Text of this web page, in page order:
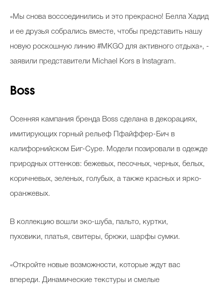
«Мы снова воссоединились и это прекрасно! Белла Хадид
и ее друзья собрались вместе, чтобы представить нашу
новую роскошную линию #MKGO для активного отдыха», -
заявили представители Michael Kors в Instagram.
Boss
Осенняя кампания бренда Boss сделана в декорациях,
имитирующих горный рельеф Пфайффер-Бич в
калифорнийском Биг-Суре. Модели позировали в одежде
природных оттенков: бежевых, песочных, черных, белых,
коричневых, зеленых, голубых, а также красных и ярко-
оранжевых.
В коллекцию вошли эко-шуба, пальто, куртки,
пуховики, платья, свитеры, брюки, шарфы сумки.
«Откройте новые возможности, которые ждут вас
впереди. Динамические текстуры и смелые